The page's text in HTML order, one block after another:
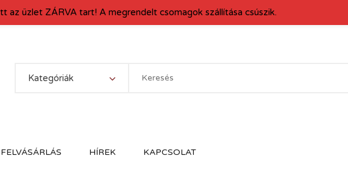
Kategóriák
FELVÁSÁRLÁS HÍREK KAPCSOLAT
az üzlet ZÁRVA tart! A megrendelt csomagok szállítása csúszik.